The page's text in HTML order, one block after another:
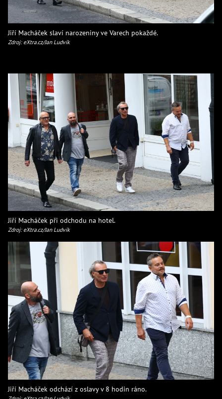
Jiří Macháček slaví narozeniny ve Varech pokaždé.
Zdroj: eXtra.cz/Jan Ludvík
Jiří Macháček při odchodu na hotel.
Zdroj: eXtra.cz/Jan Ludvík
Jiří Macháček odchází z oslavy v 8 hodin ráno.